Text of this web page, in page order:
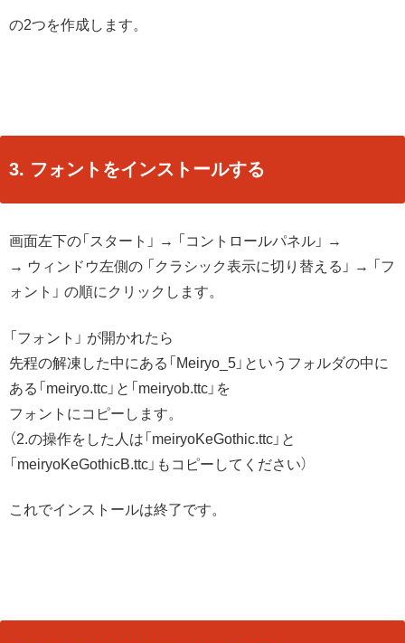
の2つを作成します。
3. フォントをインストールする
画面左下の「スタート」 → 「コントロールパネル」 →
→ ウィンドウ左側の 「クラシック表示に切り替える」 → 「フ
ォント」 の順にクリックします。
「フォント」 が開かれたら
先程の解凍した中にある「Meiryo_5」というフォルダの中に
ある「meiryo.ttc」と「meiryob.ttc」を
フォントにコピーします。
（2.の操作をした人は「meiryoKeGothic.ttc」と
「meiryoKeGothicB.ttc」もコピーしてください）
これでインストールは終了です。